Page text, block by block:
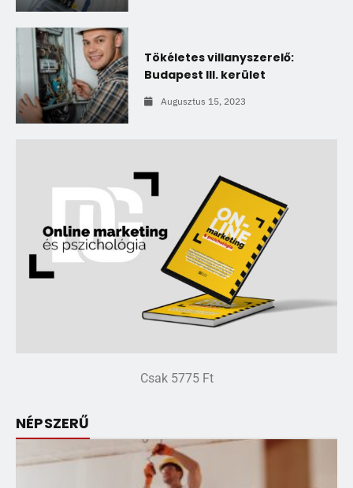
Tökéletes villanyszerelő:
Budapest III. kerület
Augusztus 15, 2023
Csak 5775 Ft
NÉPSZERŰ